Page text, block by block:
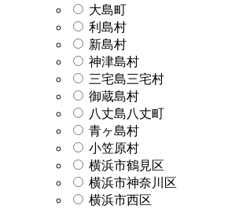
大島町
利島村
新島村
神津島村
三宅島三宅村
御蔵島村
八丈島八丈町
青ヶ島村
小笠原村
横浜市鶴見区
横浜市神奈川区
横浜市西区